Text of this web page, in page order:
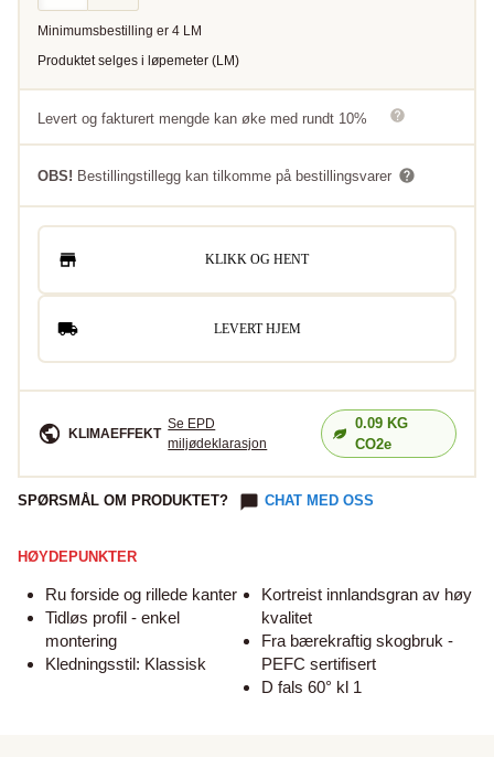
Minimumsbestilling er 4 LM
Produktet selges i løpemeter (LM)
Levert og fakturert mengde kan øke med rundt 10%
OBS! Bestillingstillegg kan tilkomme på bestillingsvarer
KLIKK OG HENT
LEVERT HJEM
KLIMAEFFEKT
Se EPD
miljødeklarasjon
0.09KG
CO2e
SPØRSMÅL OM PRODUKTET? CHAT MED OSS
HØYDEPUNKTER
Ru forside og rillede kanter
Tidløs profil - enkel
montering
Kledningsstil: Klassisk
Kortreist innlandsgran av høy
kvalitet
Fra bærekraftig skogbruk -
PEFC sertifisert
D fals 60° kl 1